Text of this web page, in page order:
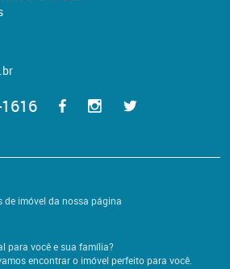
imóvel da nossa página
para você e sua família?
encontrar o imóvel perfeito para você.